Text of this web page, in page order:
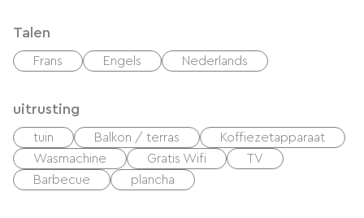
Talen
Frans Engels Nederlands
uitrusting
tuin Balkon / terras
Koffiezetapparaat
Wasmachine
Gratis Wifi
TV
Barbecue
plancha